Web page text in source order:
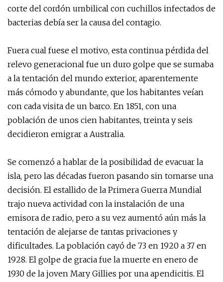
corte del cordón umbilical con cuchillos infectados de
bacterias debía ser la causa del contagio.
Fuera cual fuese el motivo, esta continua pérdida del
relevo generacional fue un duro golpe que se sumaba
a la tentación del mundo exterior, aparentemente
más cómodo y abundante, que los habitantes veían
con cada visita de un barco. En 1851, con una
población de unos cien habitantes, treinta y seis
decidieron emigrar a Australia.
Se comenzó a hablar de la posibilidad de evacuar la
isla, pero las décadas fueron pasando sin tomarse una
decisión. El estallido de la Primera Guerra Mundial
trajo nueva actividad con la instalación de una
emisora de radio, pero a su vez aumentó aún más la
tentación de alejarse de tantas privaciones y
dificultades. La población cayó de 73 en 1920 a 37 en
1928. El golpe de gracia fue la muerte en enero de
1930 de la joven Mary Gillies por una apendicitis. El